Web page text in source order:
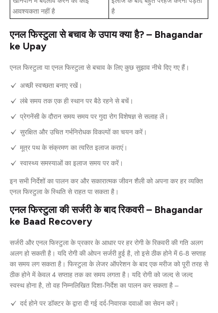
आवश्यकता नहीं है
है
एनल फिस्टुला से बचाव के उपाय क्या है? – Bhagandar
ke Upay
एनल फिस्टुला या एनल फिस्टुला से बचाव के लिए कुछ सुझाव नीचे दिए गए हैं।
अच्छी स्वच्छता बनाए रखें।
लंबे समय तक एक ही स्थान पर बैठे रहने से बचें।
प्रेगनेंसी के दौरान समय समय पर गुदा रोग विशेषज्ञ से सलाह लें।
सुरक्षित और उचित गर्भनिरोधक विकल्पों का चयन करें।
मूत्र पथ के संक्रमण का त्वरित इलाज कराएं।
स्वास्थ्य समस्याओं का इलाज समय पर करें।
इन सभी निर्देशों का पालन कर और सकारात्मक जीवन शैली को अपना कर हर व्यक्ति
एनल फिस्टुला के स्थिति से राहत पा सकता है।
एनल फिस्टुला की सर्जरी के बाद रिकवरी – Bhagandar
ke Baad Recovery
सर्जरी और एनल फिस्टुला के प्रकार के आधार पर हर रोगी के रिकवरी की गति अलग
अलग हो सकती है। यदि रोगी की ओपन सर्जरी हुई है, तो इसे ठीक होने में 6-8 सप्ताह
का समय लग सकता है। फिस्टुला के लेजर ऑपरेशन के बाद एक मरीज को पूरी तरह से
ठीक होने में केवल 4 सप्ताह तक का समय लगता है। यदि रोगी को जल्द से जल्द
स्वस्थ होना है, तो वह निम्नलिखित दिशा-निर्देश का पालन कर सकता है –
दर्द होने पर डॉक्टर के द्वारा दी गई दर्द-निवारक दवाओं का सेवन करें।